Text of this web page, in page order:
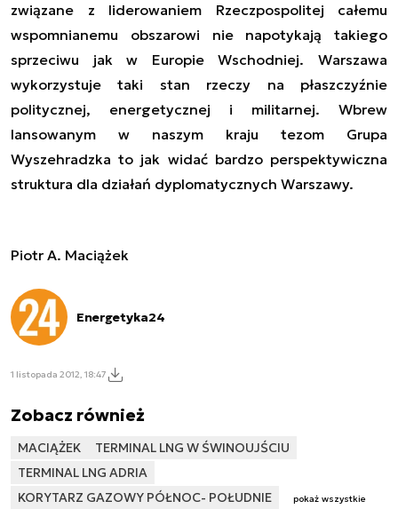
związane z liderowaniem Rzeczpospolitej całemu
wspomnianemu obszarowi nie napotykają takiego
sprzeciwu jak w Europie Wschodniej. Warszawa
wykorzystuje taki stan rzeczy na płaszczyźnie
politycznej, energetycznej i militarnej. Wbrew
lansowanym w naszym kraju tezom Grupa
Wyszehradzka to jak widać bardzo perspektywiczna
struktura dla działań dyplomatycznych Warszawy.
Piotr A. Maciążek
Energetyka24
1 listopada 2012, 18:47
Zobacz również
MACIĄŻEK
TERMINAL LNG W ŚWINOUJŚCIU
TERMINAL LNG ADRIA
KORYTARZ GAZOWY PÓŁNOC- POŁUDNIE
pokaż wszystkie